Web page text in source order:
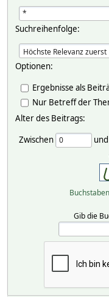
Suchreihenfolge:
Optionen:
Ergebnisse als
Nur Betreff der
Alter des Beitrags:
Zwischen
und
Gib die